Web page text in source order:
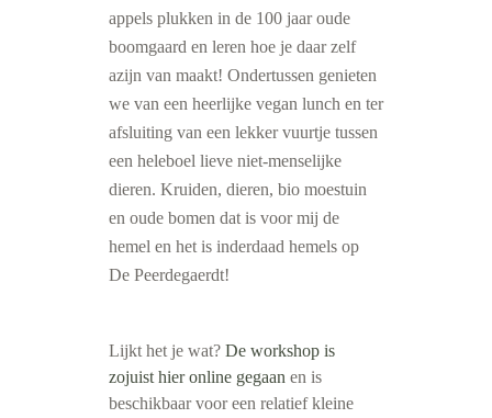
appels plukken in de 100 jaar oude
boomgaard en leren hoe je daar zelf
azijn van maakt! Ondertussen genieten
we van een heerlijke vegan lunch en ter
afsluiting van een lekker vuurtje tussen
een heleboel lieve niet-menselijke
dieren. Kruiden, dieren, bio moestuin
en oude bomen dat is voor mij de
hemel en het is inderdaad hemels op
De Peerdegaerdt!
Lijkt het je wat? De workshop is
zojuist hier online gegaan en is
beschikbaar voor een relatief kleine